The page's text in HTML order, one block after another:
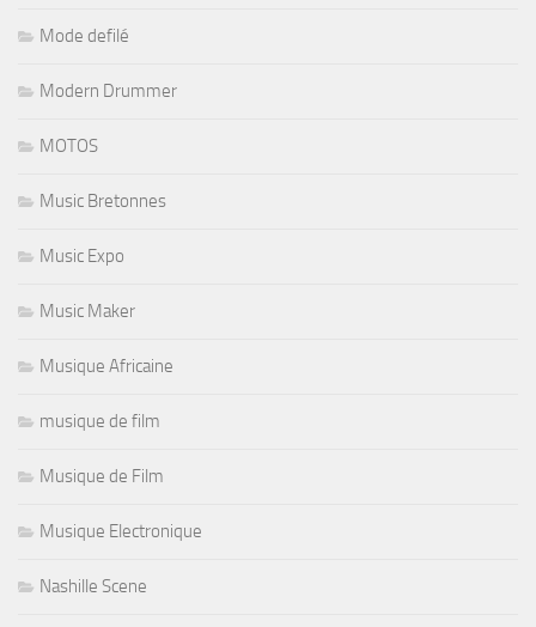
Mode defilé
Modern Drummer
MOTOS
Music Bretonnes
Music Expo
Music Maker
Musique Africaine
musique de film
Musique de Film
Musique Electronique
Nashille Scene